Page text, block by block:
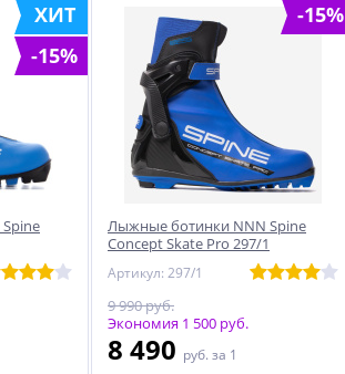
ХИТ
-15%
-15%
Лыжные ботинки NNN Spine
Concept Skate Pro 297/1
Артикул: 297/1
9 990 руб.
Экономия 1 500 руб.
8 490 руб. за 1